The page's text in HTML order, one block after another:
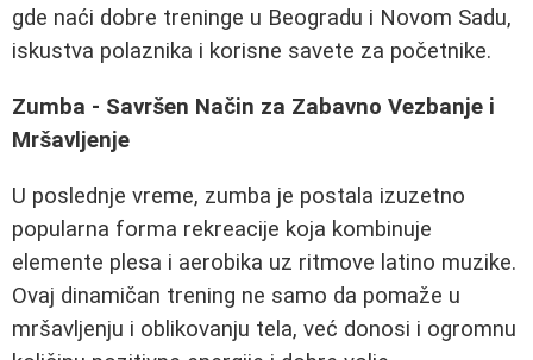
gde naći dobre treninge u Beogradu i Novom Sadu,
iskustva polaznika i korisne savete za početnike.
Zumba - Savršen Način za Zabavno Vezbanje i
Mršavljenje
U poslednje vreme, zumba je postala izuzetno
popularna forma rekreacije koja kombinuje
elemente plesa i aerobika uz ritmove latino muzike.
Ovaj dinamičan trening ne samo da pomaže u
mršavljenju i oblikovanju tela, već donosi i ogromnu